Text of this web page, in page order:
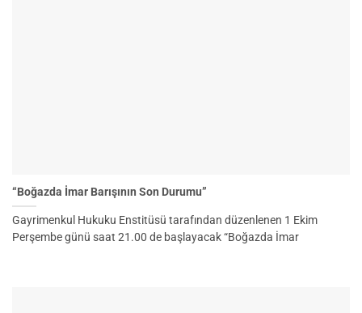
“Boğazda İmar Barışının Son Durumu”
Gayrimenkul Hukuku Enstitüsü tarafından düzenlenen 1 Ekim
Perşembe günü saat 21.00 de başlayacak “Boğazda İmar